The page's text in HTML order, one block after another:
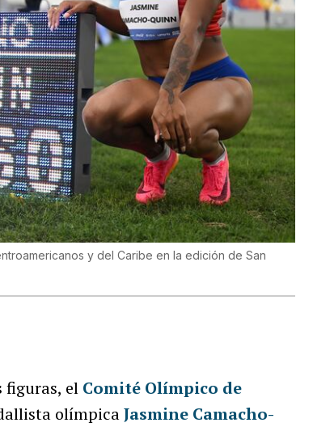
y del Caribe en la edición de San
figuras, el Comité Olímpico de
olímpicaJasmine Camacho-